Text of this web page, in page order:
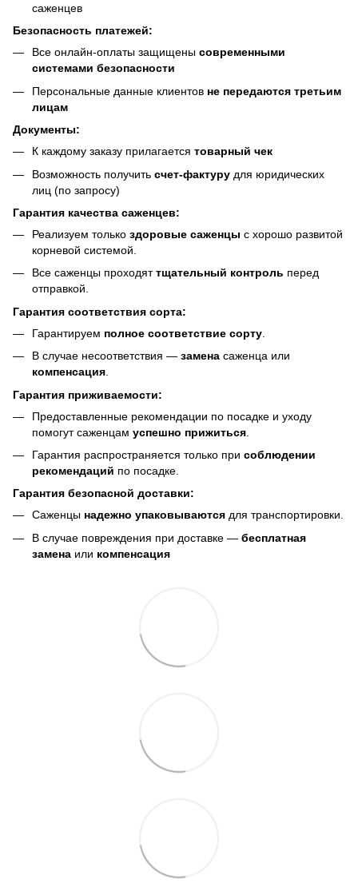
саженцев
Безопасность платежей:
Все онлайн-оплаты защищены современными
системами безопасности
Персональные данные клиентов не передаются третьим
лицам
Документы:
К каждому заказу прилагается товарный чек
Возможность получить счет-фактуру для юридических
лиц (по запросу)
Гарантия качества саженцев:
Реализуем только здоровые саженцы с хорошо развитой
корневой системой.
Все саженцы проходяттщательный контроль перед
отправкой.
Гарантия соответствия сорта:
Гарантируем полное соответствие сорту
В случае несоответствия — замена саженца или
компенсация
Гарантия приживаемости:
Предоставленные рекомендации по посадке и уходу
помогут саженцам успешно прижиться
Гарантия распространяется только при соблюдении
рекомендаций по посадке.
Гарантия безопасной доставки:
Саженцы надежно упаковываются для транспортировки.
В случае повреждения при доставке — бесплатная
замена или компенсация